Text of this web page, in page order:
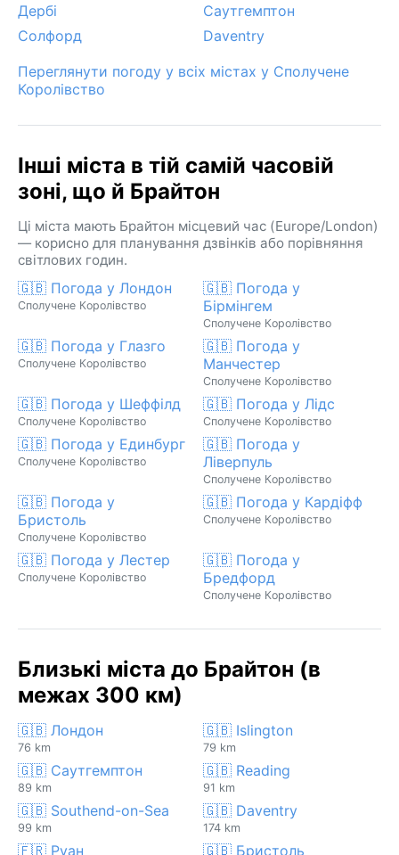
Дербі
Саутгемптон
Солфорд
Daventry
Переглянути погоду у всіх містах у Сполучене
Королівство
Інші міста в тій самій часовій
зоні, що й Брайтон
Ці міста мають Брайтон місцевий час (Europe/London)
— корисно для планування дзвінків або порівняння
світлових годин.
🇬🇧 Погода у Лондон
Сполучене Королівство
🇬🇧 Погода у
Бірмінгем
Сполучене Королівство
🇬🇧 Погода у Глазго
Сполучене Королівство
🇬🇧 Погода у
Манчестер
Сполучене Королівство
🇬🇧 Погода у Шеффілд
Сполучене Королівство
🇬🇧 Погода у Лідс
Сполучене Королівство
🇬🇧 Погода у Единбург
Сполучене Королівство
🇬🇧 Погода у
Ліверпуль
Сполучене Королівство
🇬🇧 Погода у
Бристоль
Сполучене Королівство
🇬🇧 Погода у Кардіфф
Сполучене Королівство
🇬🇧 Погода у Лестер
Сполучене Королівство
🇬🇧 Погода у
Бредфорд
Сполучене Королівство
Близькі міста до Брайтон (в
межах 300 км)
🇬🇧 Лондон
76 km
🇬🇧 Islington
79 km
🇬🇧 Саутгемптон
89 km
🇬🇧 Reading
91 km
🇬🇧 Southend-on-Sea
99 km
🇬🇧 Daventry
174 km
🇫🇷 Руан 🇬🇧 Бристоль